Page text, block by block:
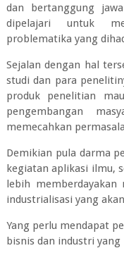
dan bertanggung
dipelajari untuk
problematika yang
Sejalan dengan hal
studi dan para
produk penelitian
pengembangan
memecahkan
Demikian pula darma
kegiatan aplikasi ilmu,
lebih memberdayakan
industrialisasi yang
Yang perlu mendapat
bisnis dan industri